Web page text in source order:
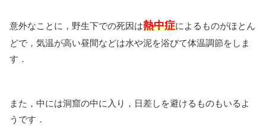
意外なことに，野生下での死因は熱中症によるものがほとん
どで，気温が高い昼間などは水や泥を浴びて体温調節をしま
す．
また，中には洞窟の中に入り，日差しを避けるものもいるよ
うです．